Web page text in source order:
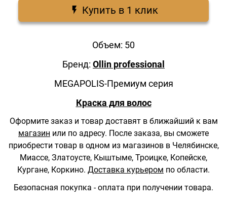
Купить в 1 клик
Объем: 50
Бренд: Ollin professional
MEGAPOLIS-Премиум серия
Краска для волос
Оформите заказ и товар доставят в ближайший к вам
магазин или по адресу. После заказа, вы сможете
приобрести товар в одном из магазинов в Челябинске,
Миассе, Златоусте, Кыштыме, Троицке, Копейске,
Кургане, Коркино. Доставка курьером по области.
Безопасная покупка - оплата при получении товара.